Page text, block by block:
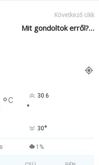
Következő cikk
Mit gondoltok erről?…
°C 30.6
°
30°
1%